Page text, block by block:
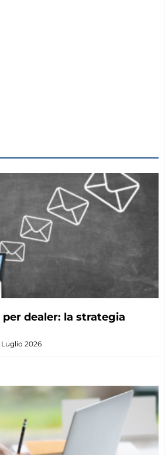
dealer: la strategia
Luglio 2026